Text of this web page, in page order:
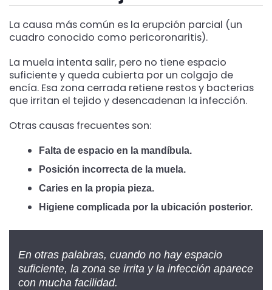
La causa más común es la erupción parcial (un
cuadro conocido como pericoronaritis).
La muela intenta salir, pero no tiene espacio
suficiente y queda cubierta por un colgajo de
encía. Esa zona cerrada retiene restos y bacterias
que irritan el tejido y desencadenan la infección.
Otras causas frecuentes son:
Falta de espacio en la mandíbula.
Posición incorrecta de la muela.
Caries en la propia pieza.
Higiene complicada por la ubicación posterior.
En otras palabras, cuando no hay espacio
suficiente, la zona se irrita y la infección aparece
con mucha facilidad.